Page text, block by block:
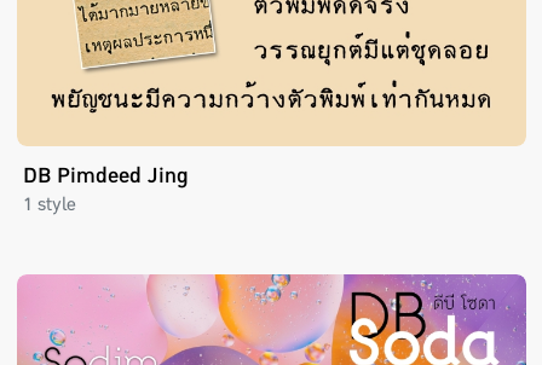
DB Pimdeed Jing
1 style